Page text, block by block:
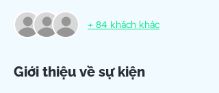
+ 84 khách khác
Giới thiệu về sự kiện